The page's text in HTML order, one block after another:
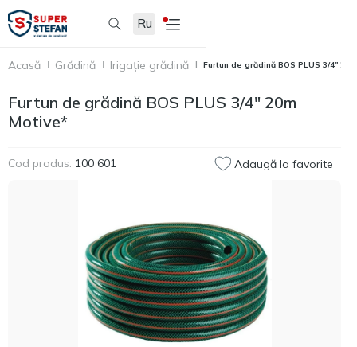
Ru
Acasă Grădină Irigație grădină Furtun de grădină BOS PLUS 3/4"
Furtun de grădină BOS PLUS 3/4" 20m
Motive*
Cod produs: 100 601 Adaugă la favorite